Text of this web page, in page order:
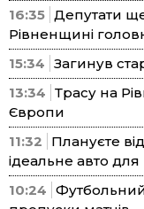
16:35 Депутати
Рівненщині
15:34 Загинув
13:34 Трасу на
Європи
11:32
Плануєте
ідеальне авто
10:24